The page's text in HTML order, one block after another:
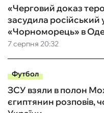
7 серпня 20:32
«Черговий доказ
засудила російський
«Чорноморець» в
Футбол
ЗСУ взяли в полон
єгиптянин розповів,